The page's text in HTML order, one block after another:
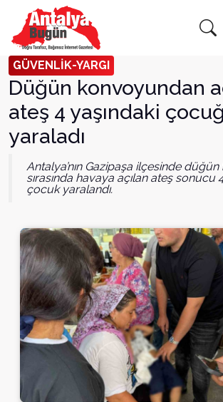
GÜVENLİK-YARGI
Düğün konvoyundan
ateş 4 yaşındaki
yaraladı
Antalya’nın Gazipaşa ilçesinde
sırasında havaya açılan ateş sonucu
çocuk yaralandı.
Arama Yap!